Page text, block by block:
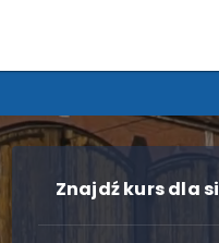
Znajdź kurs dla